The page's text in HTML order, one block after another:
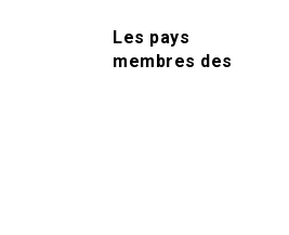
Les pays
membres des